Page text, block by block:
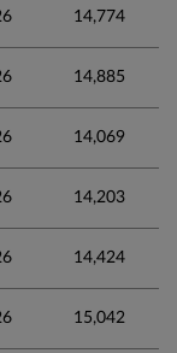
14,774
14,885
14,069
14,203
14,424
15,042